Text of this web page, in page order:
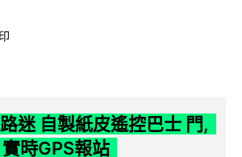
迷 自製紙皮遙控巴士 門,
時GPS報站